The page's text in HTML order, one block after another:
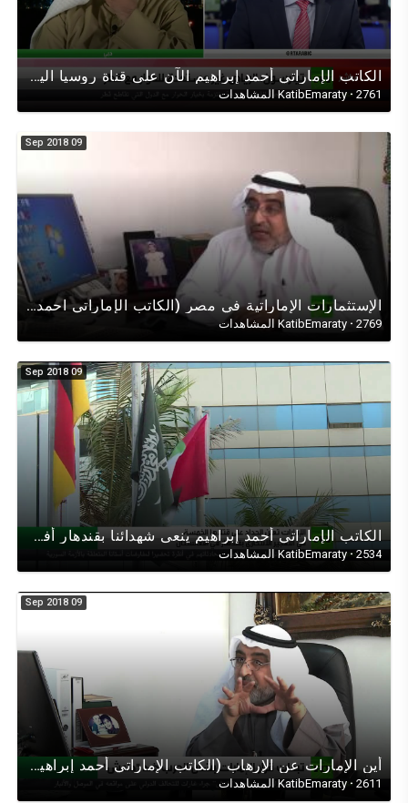
الكاتب الإماراتي أحمد إبراهيم الآن على قناة روسيا اليوم حول زيارة ريكس تليرسون للمنطقة (قطروالخليج)
KatibEmaraty · 2761 المشاهدات
09 Sep 2018
اﻹستثمارات اﻹماراتية في مصر (الكاتب الإماراتي احمد ابراهيم) في حوار تلفزيوني على قناة روسيا اليوم
KatibEmaraty · 2769 المشاهدات
09 Sep 2018
الكاتب الإماراتي أحمد إبراهيم ينعى شهدائنا بقندهار أفغانستان على قناة (روسيا اليوم^RT), اللهم أرحمهم
KatibEmaraty · 2534 المشاهدات
09 Sep 2018
أين اﻹمارات عن اﻹرهاب (الكاتب اﻹماراتي أحمد إبراهيم) في حوار تلفزيوني على قناة روسيا اليوم عن اﻹرهاب
KatibEmaraty · 2611 المشاهدات